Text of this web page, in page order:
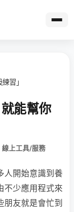
習」
能幫你
線上工具/服務
人開始意識到養
不少應用程式來
友就是會忙到